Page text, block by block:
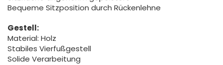
Bequeme Sitzposition durch Rückenlehne
Gestell:
Material: Holz
Stabiles Vierfußgestell
Solide Verarbeitung